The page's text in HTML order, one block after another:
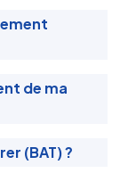
de ma
(BAT) ?